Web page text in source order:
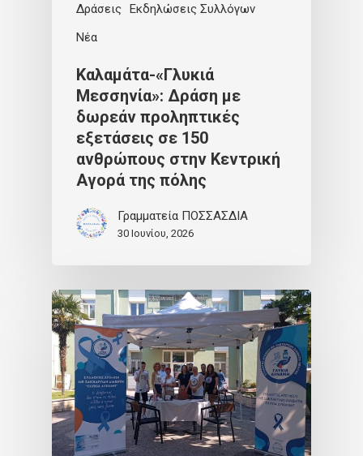
Δράσεις
Εκδηλώσεις Συλλόγων
Νέα
Καλαμάτα-«Γλυκιά
Μεσσηνία»: Δράση με
δωρεάν προληπτικές
εξετάσεις σε 150
ανθρώπους στην Κεντρική
Αγορά της πόλης
Γραμματεία ΠΟΣΣΑΣΔΙΑ
30 Ιουνίου, 2026